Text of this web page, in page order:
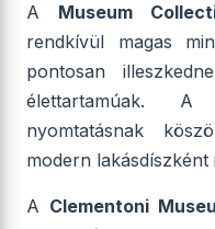
A Museum
rendkívül magas
pontosan
élettartamúak. A
nyomtatásnak
modern lakásdíszként
A Clementoni